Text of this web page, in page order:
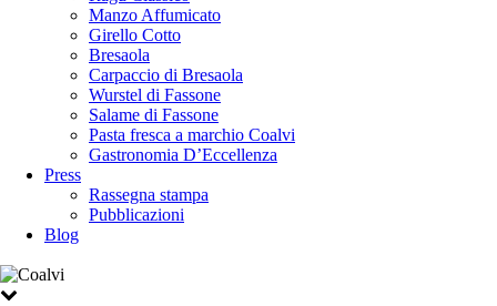
Manzo Affumicato
Girello Cotto
Bresaola
Carpaccio di Bresaola
Wurstel di Fassone
Salame di Fassone
Pasta fresca a marchio Coalvi
Gastronomia D’Eccellenza
Press
Rassegna stampa
Pubblicazioni
Blog